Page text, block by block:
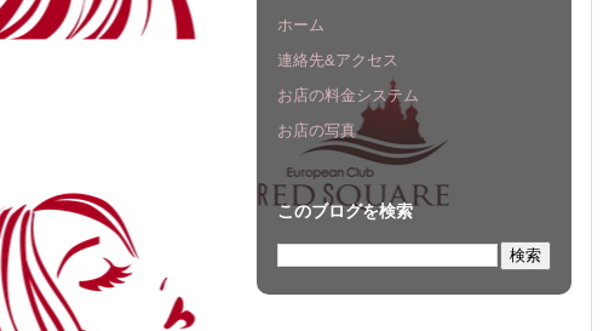
ホーム
連絡先&アクセス
お店の料金システム
お店の写真
このブログを検索